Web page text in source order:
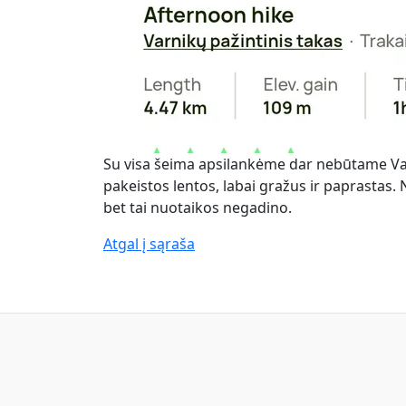
Su visa šeima apsilankėme dar nebūtame
pakeistos lentos, labai gražus ir
bet tai nuotaikos negadino.
Atgal į sąraša